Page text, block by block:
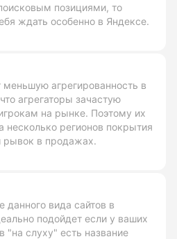
позициями, то
ждать особенно в Яндексе.
агрегированность в
агрегаторы зачастую
на рынке. Поэтому их
несколько регионов покрытия
в продажах.
вида сайтов в
подойдет если у ваших
"на слуху" есть название